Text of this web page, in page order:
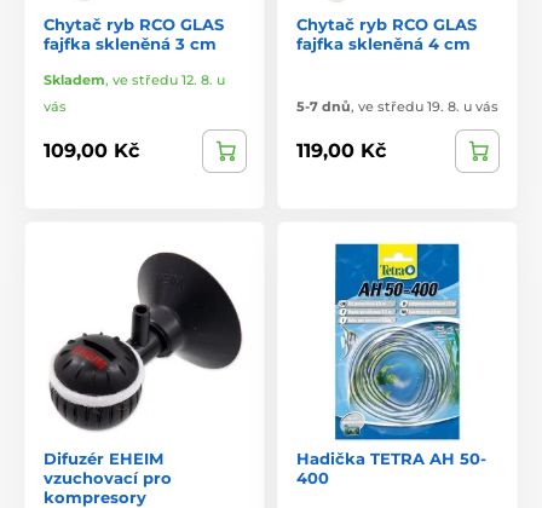
Chytač ryb RCO GLAS
fajfka skleněná 3 cm
Skladem, ve středu 12. 8. u
vás
109,00 Kč
Chytač ryb RCO GLAS
fajfka skleněná 4 cm
5-7 dnů, ve středu 19. 8. u vás
119,00 Kč
Difuzér EHEIM
vzuchovací pro
kompresory
Hadička TETRA AH 50-
400